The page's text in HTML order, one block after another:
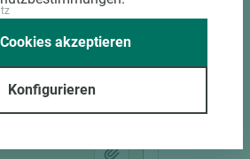
ZUBEHÖR
Konfigurieren
akzeptieren